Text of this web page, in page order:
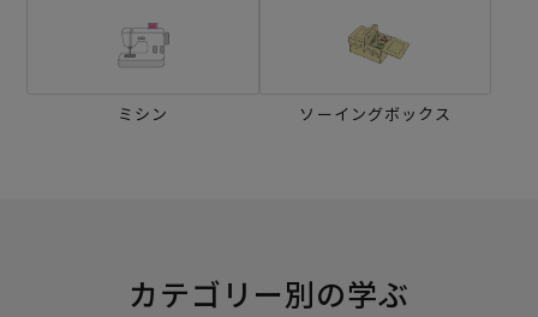
ミシン ソーイングボックス
カテゴリー別の学ぶ